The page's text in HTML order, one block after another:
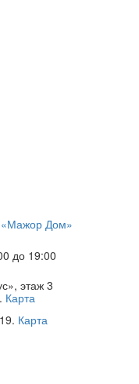
до 19:00
этаж 3
. Карта
Карта